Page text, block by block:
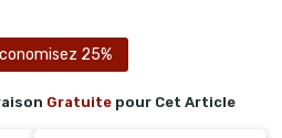
25%
Gratuite pour Cet Article